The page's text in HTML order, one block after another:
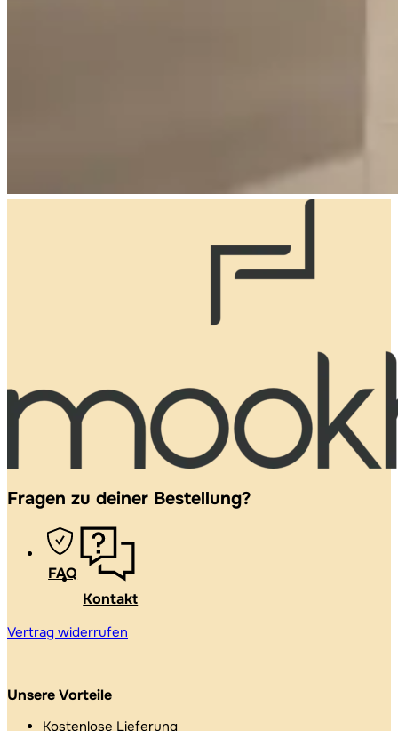
Fragen zu deiner Bestellung?
FAQ
Kontakt
Vertrag widerrufen
Unsere Vorteile
Kostenlose Lieferung